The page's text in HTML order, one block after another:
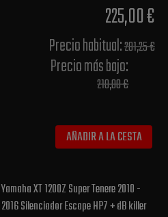
225,00 €
Precio habitual​:281,25 €
Precio más bajo​:
210,00 €
AÑADIR A LA CESTA
Yamaha XT 1200Z Super Tenere 2010 -
2016 Silenciador Escape HP7 + dB killer